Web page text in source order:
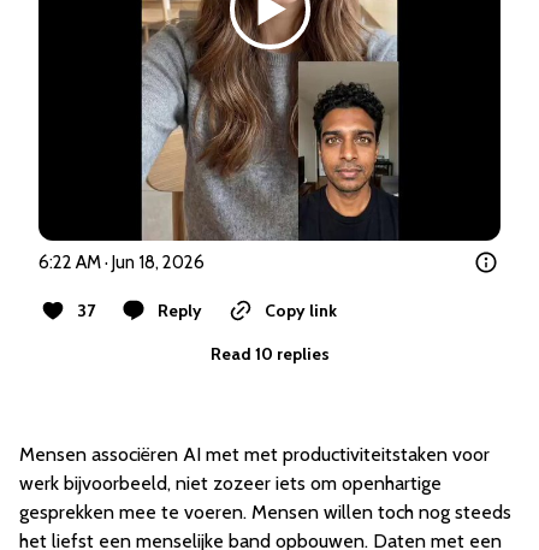
6:22 AM · Jun 18, 2026
37 Reply
Copy link
Read 10 replies
Mensen associëren AI met met productiviteitstaken voor
werk bijvoorbeeld, niet zozeer iets om openhartige
gesprekken mee te voeren. Mensen willen toch nog steeds
het liefst een menselijke band opbouwen. Daten met een